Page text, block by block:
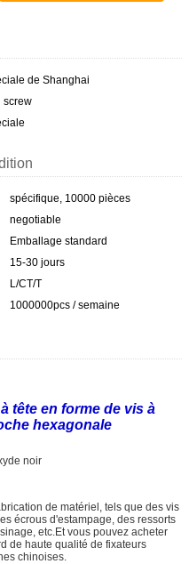
de Shanghai
screw
spécifique, 10000 pièces
negotiable
Emballage standard
15-30 jours
L/CT/T
1000000pcs / semaine
tête en forme de vis à
hexagonale
noir
de matériel, tels que des vis
écrous d'estampage, des ressorts
etc.Et vous pouvez acheter
de haute qualité de fixateurs
chinoises.